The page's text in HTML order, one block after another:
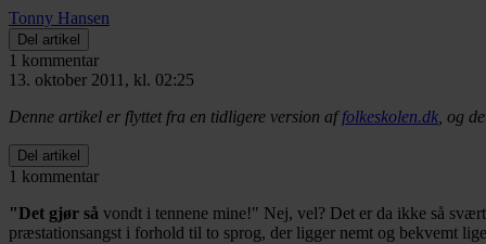
Tonny Hansen
Del artikel
1 kommentar
13. oktober 2011, kl. 02:25
Denne artikel er flyttet fra en tidligere version affolkeskolen.dk, og
Del artikel
1 kommentar
"Det gjør så vondt i tennene mine!" Nej, vel? Det er da ikke så
præstationsangst i forhold til to sprog, der ligger nemt og bekvemt